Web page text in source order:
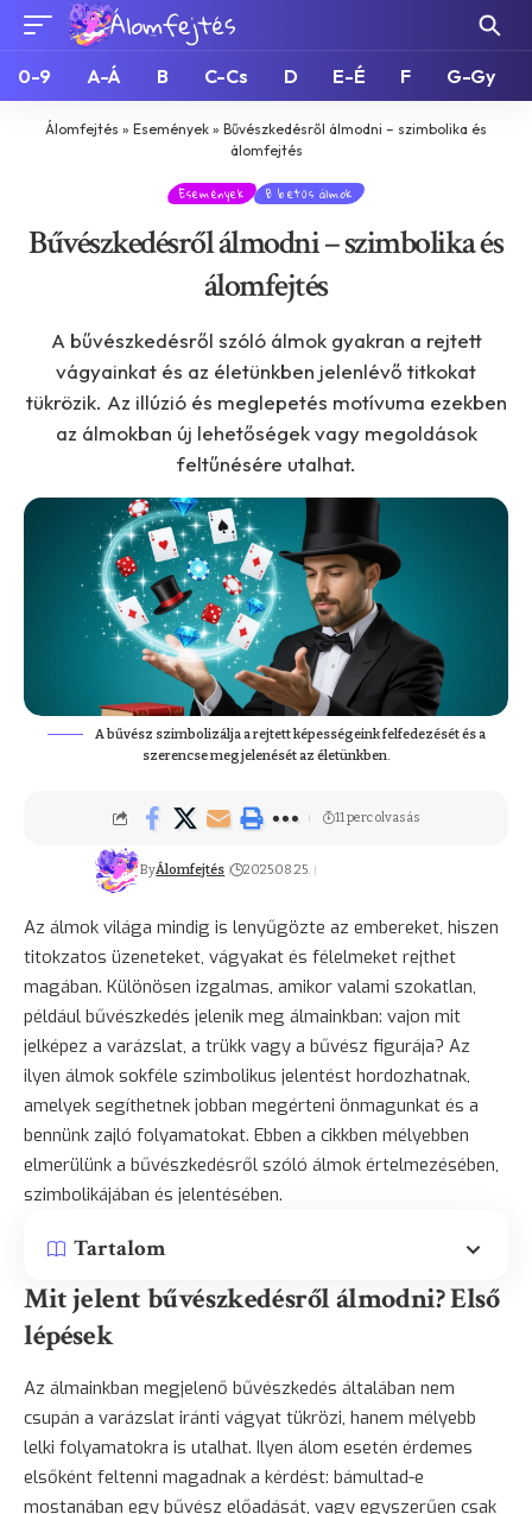
0-9 A-Á B C-Cs D E-É F G-Gy
Álomfejtés » Események » Bűvészkedésről álmodni – szimbolika és
álomfejtés
Események B betűs álmok
Bűvészkedésről álmodni – szimbolika és
álomfejtés
A bűvészkedésről szóló álmok gyakran a rejtett
vágyainkat és az életünkben jelenlévő titkokat
tükrözik. Az illúzió és meglepetés motívuma ezekben
az álmokban új lehetőségek vagy megoldások
feltűnésére utalhat.
A bűvész szimbolizálja a rejtett képességeink felfedezését és a
szerencse megjelenését az életünkben.
ByÁlomfejtés 2025.08.25.
11 perc olvasás
Az álmok világa mindig is lenyűgözte az embereket, hiszen
titokzatos üzeneteket, vágyakat és félelmeket rejthet
magában. Különösen izgalmas, amikor valami szokatlan,
például bűvészkedés jelenik meg álmainkban: vajon mit
jelképez a varázslat, a trükk vagy a bűvész figurája? Az
ilyen álmok sokféle szimbolikus jelentést hordozhatnak,
amelyek segíthetnek jobban megérteni önmagunkat és a
bennünk zajló folyamatokat. Ebben a cikkben mélyebben
elmerülünk a bűvészkedésről szóló álmok értelmezésében,
szimbolikájában és jelentésében.
Tartalom
Mit jelent bűvészkedésről álmodni? Első
lépések
Az álmainkban megjelenő bűvészkedés általában nem
csupán a varázslat iránti vágyat tükrözi, hanem mélyebb
lelki folyamatokra is utalhat. Ilyen álom esetén érdemes
elsőként feltenni magadnak a kérdést: bámultad-e
mostanában egy bűvész előadását, vagy egyszerűen csak